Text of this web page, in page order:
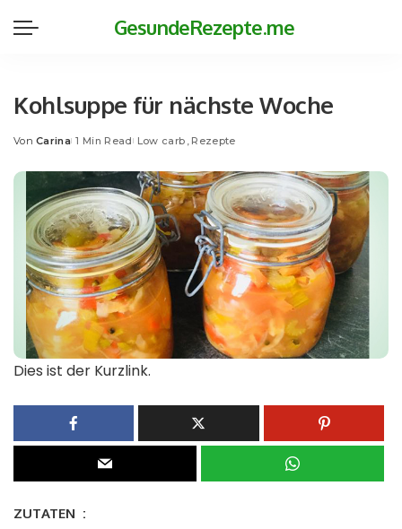
GesundeRezepte.me
Kohlsuppe für nächste Woche
Posted
Von Carina 1 Min Read Low carb Rezepte
Dies ist der Kurzlink.
ZUTATEN :